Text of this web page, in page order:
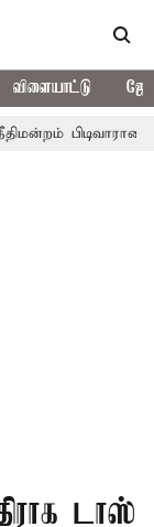
விளையாட்டு
டாஸ்